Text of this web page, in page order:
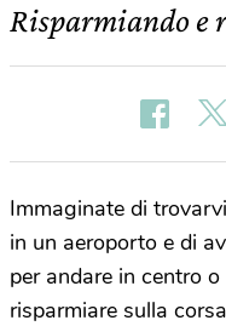
Risparmiando e
Immaginate di
in un aeroporto e di
per andare in centro
risparmiare sulla